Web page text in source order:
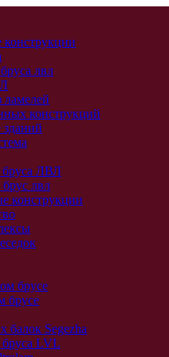
лвл
ламелей
конструкций
бруса ЛВЛ
лвл
конструкции
брусе
брусе
балок Segezha
бруса LVL